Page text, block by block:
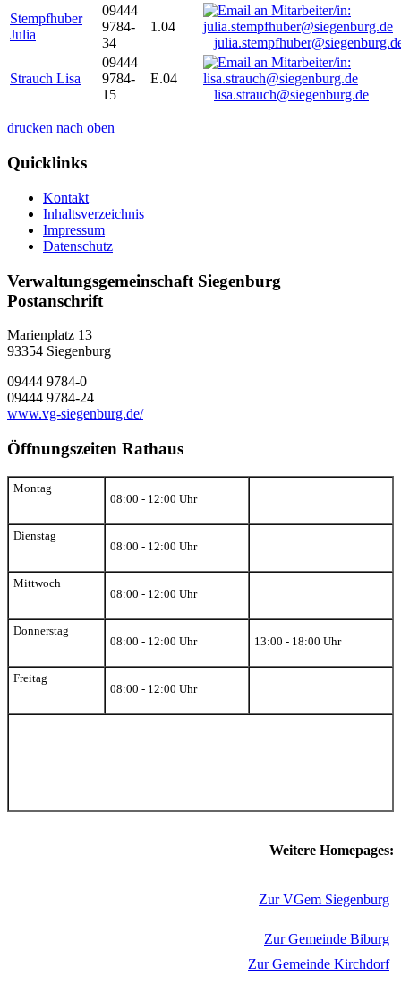
Stempfhuber
Julia
09444
9784-
34
1.04
Strauch Lisa
09444
9784-
15
E.04
lisa.strauch@siegenburg.de
drucken nach oben
Quicklinks
Kontakt
Inhaltsverzeichnis
Impressum
Datenschutz
Verwaltungsgemeinschaft Siegenburg
Postanschrift
Marienplatz 13
93354 Siegenburg
09444 9784-0
09444 9784-24
www.vg-siegenburg.de/
Öffnungszeiten Rathaus
Montag
08:00 - 12:00 Uhr
Dienstag
08:00 - 12:00 Uhr
Mittwoch
08:00 - 12:00 Uhr
Donnerstag
08:00 - 12:00 Uhr
13:00 - 18:00 Uhr
Freitag
08:00 - 12:00 Uhr
Weitere Homepages:
Zur VGem Siegenburg
Zur Gemeinde Biburg
Zur Gemeinde Kirchdorf